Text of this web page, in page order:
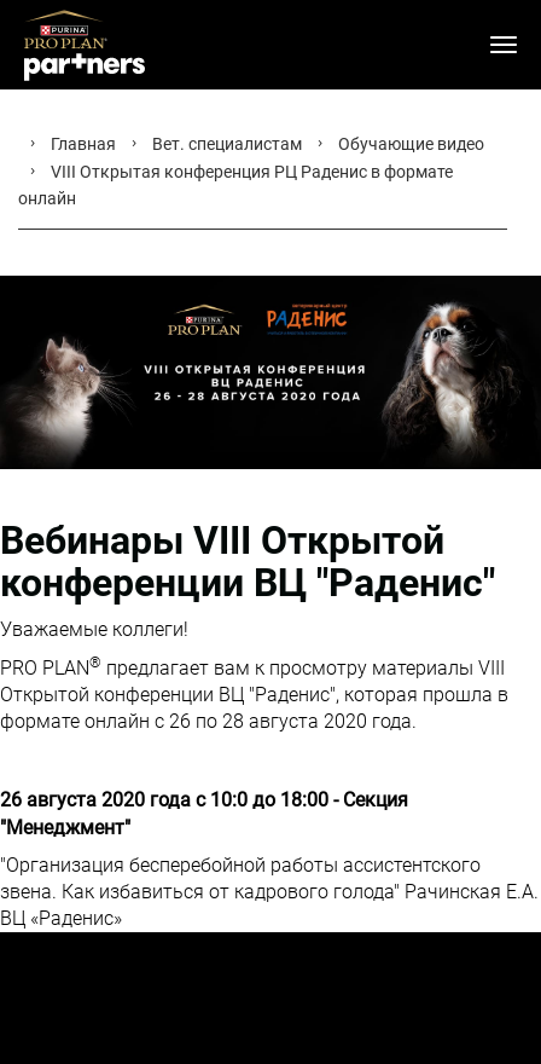
Главная Вет. специалистам
Обучающие видео
VIII Открытая конференция РЦ Раденис в формате
онлайн
Вебинары VIII Открытой
конференции ВЦ "Раденис"
Уважаемые коллеги!
PRO PLAN® предлагает вам к просмотру материалы VIII
Открытой конференции ВЦ "Раденис", которая прошла в
формате онлайн с 26 по 28 августа 2020 года.
26 августа 2020 года с 10:0 до 18:00 - Секция
"Менеджмент"
"Организация бесперебойной работы ассистентского
звена. Как избавиться от кадрового голода" Рачинская Е.А.
ВЦ «Раденис»